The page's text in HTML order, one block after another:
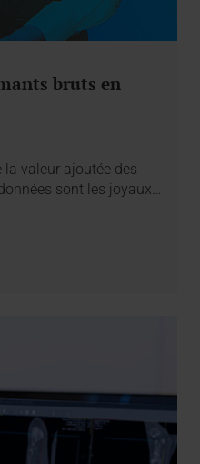
bruts en
valeur ajoutée des
sont les joyaux…